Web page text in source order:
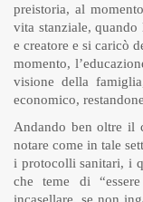
preistoria, al
vita stanziale, quando
e creatore e si caricò
momento,
visione della
economico,
Andando ben oltre il
notare come in tale
i protocolli sanitari, i
che teme di